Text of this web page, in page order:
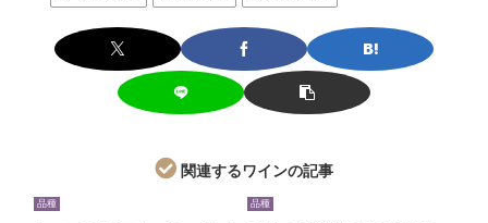
関連するワインの記事
品種 品種